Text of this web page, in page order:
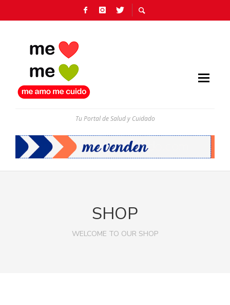
Tu Portal de Salud y Cuidado
SHOP
WELCOME TO OUR SHOP